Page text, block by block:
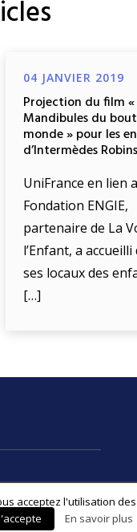
04 JANVIER 2019
Projection du film «
Mandibules du
monde » pour les
d’Intermèdes
UniFrance en lien
Fondation ENGIE,
partenaire de La
l’Enfant, a accueilli
ses locaux des
[…]
de l’Enfant
acceptez l'utilisation des
En savoir plus